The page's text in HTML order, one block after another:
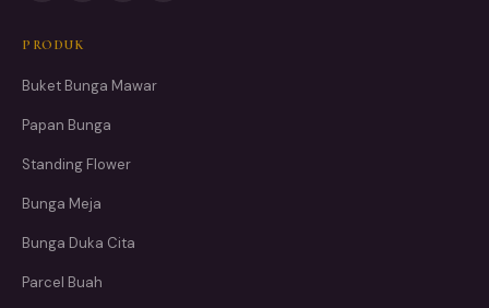
PRODUK
Buket Bunga Mawar
Papan Bunga
Standing Flower
Bunga Meja
Bunga Duka Cita
Parcel Buah